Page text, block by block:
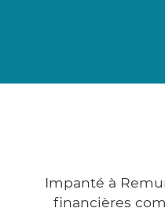
Impanté à
financières